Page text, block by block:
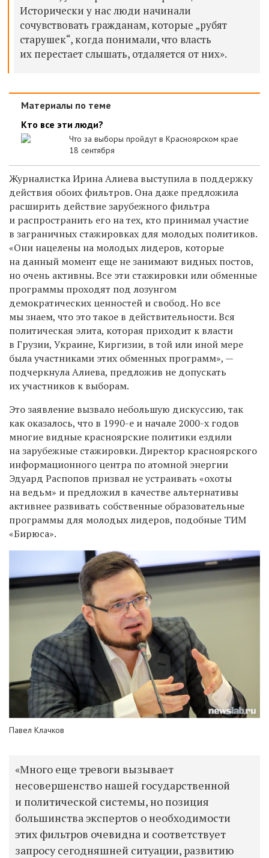
Исторически у нас люди начинали
сочувствовать гражданам, которые „рубят
старушек“, когда понимали, что власть
их перестает слышать, отдаляется от них».
Материалы по теме
Кто все эти люди?
Что за выборы пройдут в Красноярском крае
18 сентября
Журналистка Ирина Алиева выступила в поддержку
действия обоих фильтров. Она даже предложила
расширить действие зарубежного фильтра
и распространить его на тех, кто принимал участие
в заграничных стажировках для молодых политиков.
«Они нацелены на молодых лидеров, которые
на данный момент еще не занимают видных постов,
но очень активны. Все эти стажировки или обменные
программы проходят под лозунгом
демократических ценностей и свобод. Но все
мы знаем, что это такое в действительности. Вся
политическая элита, которая приходит к власти
в Грузии, Украине, Киргизии, в той или иной мере
была участниками этих обменных программ», —
подчеркнула Алиева, предложив не допускать
их участников к выборам.
Это заявление вызвало небольшую дискуссию, так
как оказалось, что в 1990-е и начале 2000-х годов
многие видные красноярские политики ездили
на зарубежные стажировки. Директор красноярского
информационного центра по атомной энергии
Эдуард Распопов призвал не устраивать «охоты
на ведьм» и предложил в качестве альтернативы
активнее развивать собственные образовательные
программы для молодых лидеров, подобные ТИМ
«Бирюса».
Павел Клачков
«Много еще тревоги вызывает
несовершенство нашей государственной
и политической системы, но позиция
большинства экспертов о необходимости
этих фильтров очевидна и соответствует
запросу сегодняшней ситуации, развитию